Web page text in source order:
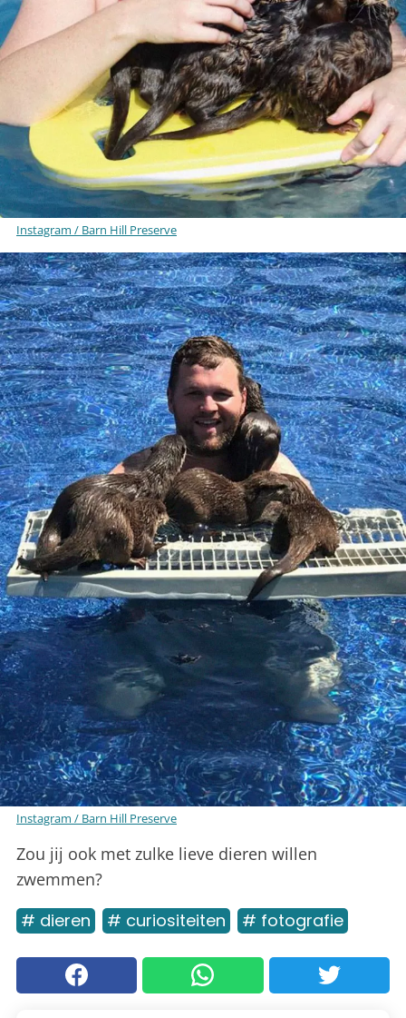
Instagram / Barn Hill Preserve
Instagram / Barn Hill Preserve
Zou jij ook met zulke lieve dieren willen
zwemmen?
# dieren # curiositeiten # fotografie